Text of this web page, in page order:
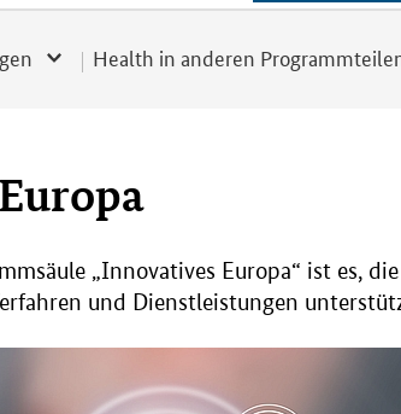
Health in anderen
„Innovatives Europa“ ist es,
und Dienstleistungen